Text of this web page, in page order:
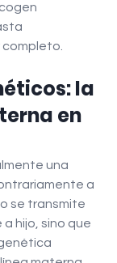
la
en
una
a
se transmite
hijo, sino que